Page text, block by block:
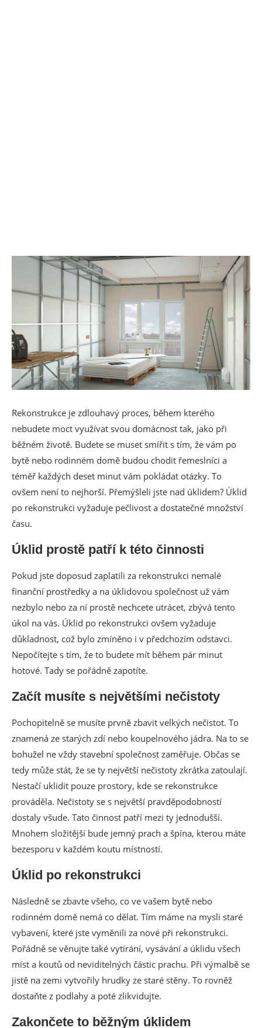
Rekonstrukce je zdlouhavý proces, během kterého
nebudete moct využívat svou domácnost tak, jako při
běžném životě. Budete se muset smířit s tím, že vám po
bytě nebo rodinném domě budou chodit řemeslníci a
téměř každých deset minut vám pokládat otázky. To
ovšem není to nejhorší. Přemýšleli jste nad úklidem? Úklid
po rekonstrukci vyžaduje pečlivost a dostatečné množství
času.
Úklid prostě patří k této činnosti
Pokud jste doposud zaplatili za rekonstrukci nemalé
finanční prostředky a na úklidovou společnost už vám
nezbylo nebo za ní prostě nechcete utrácet, zbývá tento
úkol na vás. Úklid po rekonstrukci ovšem vyžaduje
důkladnost, což bylo zmíněno i v předchozím odstavci.
Nepočítejte s tím, že to budete mít během pár minut
hotové. Tady se pořádně zapotíte.
Začít musíte s největšími nečistoty
Pochopitelně se musíte prvně zbavit velkých nečistot. To
znamená ze starých zdí nebo koupelnového jádra. Na to se
bohužel ne vždy stavební společnost zaměřuje. Občas se
tedy může stát, že se ty největší nečistoty zkrátka zatoulají.
Nestačí uklidit pouze prostory, kde se rekonstrukce
prováděla. Nečistoty se s největší pravděpodobností
dostaly všude. Tato činnost patří mezi ty jednodušší.
Mnohem složitější bude jemný prach a špína, kterou máte
bezesporu v každém koutu místností.
Úklid po rekonstrukci
Následně se zbavte všeho, co ve vašem bytě nebo
rodinném domě nemá co dělat. Tím máme na mysli staré
vybavení, které jste vyměnili za nové při rekonstrukci.
Pořádně se věnujte také vytírání, vysávání a úklidu všech
míst a koutů od neviditelných částic prachu. Při výmalbě se
jistě na zemi vytvořily hrudky ze staré stěny. To rovněž
dostaňte z podlahy a poté zlikvidujte.
Zakončete to běžným úklidem